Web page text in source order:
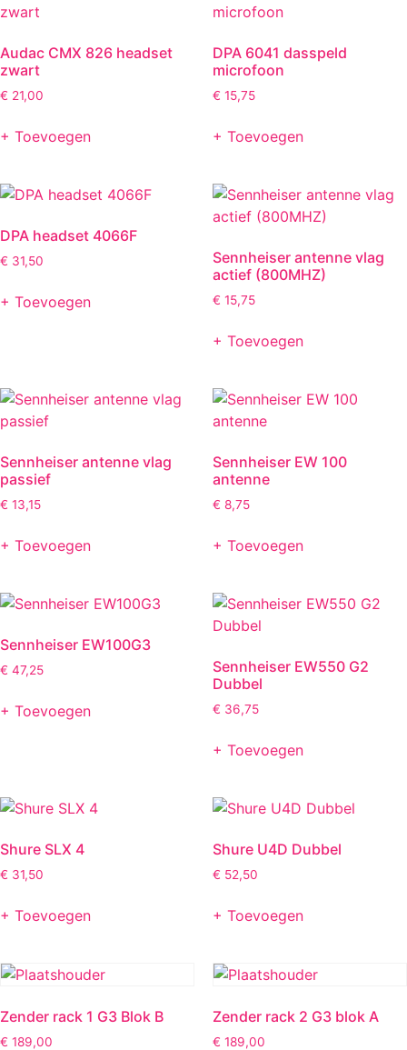
Audac CMX 826 headset
zwart
€ 21,00
+ Toevoegen
DPA 6041 dasspeld
microfoon
€ 15,75
+ Toevoegen
DPA headset 4066F
€ 31,50
+ Toevoegen
Sennheiser antenne vlag
actief (800MHZ)
€ 15,75
+ Toevoegen
Sennheiser antenne vlag
passief
€ 13,15
+ Toevoegen
Sennheiser EW 100
antenne
€ 8,75
+ Toevoegen
Sennheiser EW100G3
€ 47,25
+ Toevoegen
Sennheiser EW550 G2
Dubbel
€ 36,75
+ Toevoegen
Shure SLX 4
€ 31,50
+ Toevoegen
Shure U4D Dubbel
€ 52,50
+ Toevoegen
Zender rack 1 G3 Blok B
€ 189,00
Zender rack 2 G3 blok A
€ 189,00